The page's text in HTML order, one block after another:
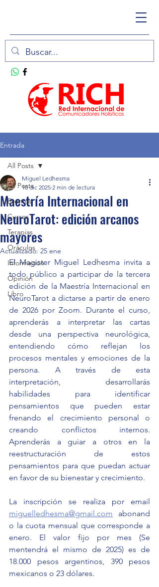
Entrada
All Posts
Eventos
Cursos
Terapias
Oráculos
Información
Opinión
Libro
All Posts
Maestría Internacional en
NeuroTarot: edición arcanos
mayores
Miguel Ledhesma
10 dic 2025 2 min de lectura
Actualizado: 25 ene
El Magister Miguel Ledhesma invita a
todo público a participar de la tercera
edición de la Maestría Internacional en
NeuroTarot a dictarse a partir de enero
de 2026 por Zoom. Durante el curso,
aprenderás a interpretar las cartas
desde una perspectiva neurológica,
entendiendo cómo reflejan los
procesos mentales y emociones de la
persona. A través de esta
interpretación, desarrollarás
habilidades para identificar
pensamientos que pueden estar
frenando el crecimiento personal o
creando conflictos internos.
Aprenderás a guiar a otros en la
reestructuración de estos
pensamientos para que puedan actuar
en favor de su bienestar y crecimiento.
miguelledhesma@gmail.com abonand
o la cuota mensual que corresponde a
enero. El valor fijo por mes (Se
mentendrá el mismo de 2025) es de
18.000 pesos argentinos, 390 pesos
mexicanos o 23 dólares.